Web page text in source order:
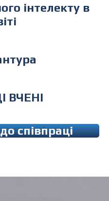
інтелекту в
ВЧЕНІ
співпраці